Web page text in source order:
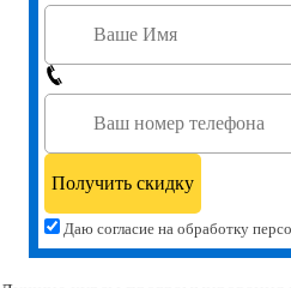
Даю согласие на обработку